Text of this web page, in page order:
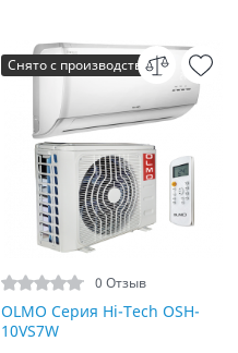
Снято с производства
0 Отзыв
OLMO Серия Hi-Tech OSH-
10VS7W